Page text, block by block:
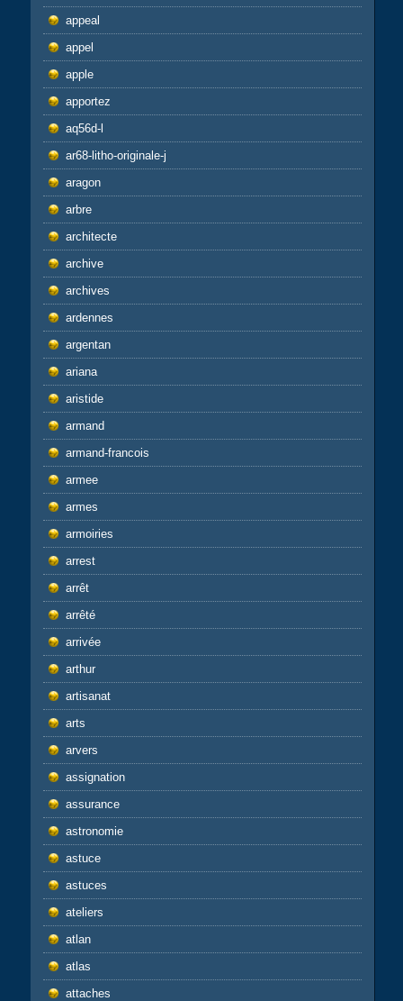
appeal
appel
apple
apportez
aq56d-l
ar68-litho-originale-j
aragon
arbre
architecte
archive
archives
ardennes
argentan
ariana
aristide
armand
armand-francois
armee
armes
armoiries
arrest
arrêt
arrêté
arrivée
arthur
artisanat
arts
arvers
assignation
assurance
astronomie
astuce
astuces
ateliers
atlan
atlas
attaches